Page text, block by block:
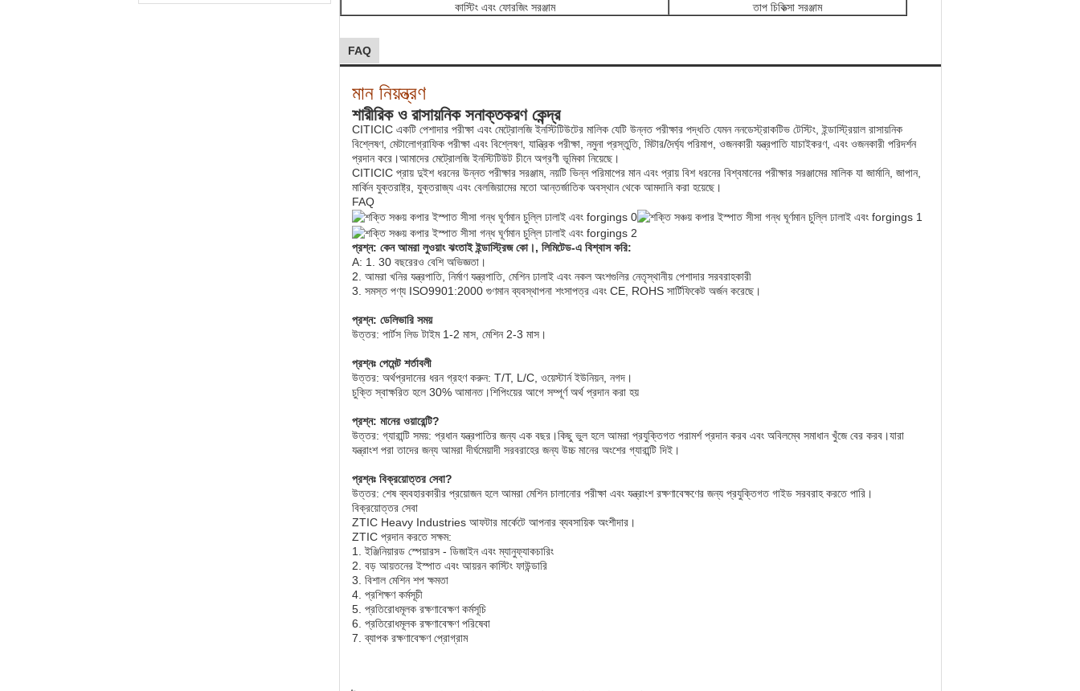
কাস্টিং এবং ফোরজিং সরঞ্জাম তাপ চিকিত্সা সরঞ্জাম
FAQ
মান নিয়ন্ত্রণ
শারীরিক ও রাসায়নিক সনাক্তকরণ কেন্দ্র
CITICIC একটি পেশাদার পরীক্ষা এবং মেট্রোলজি ইনস্টিটিউটের মালিক যেটি উন্নত পরীক্ষার পদ্ধতি যেমন ননডেস্ট্রাকটিভ টেস্টিং, ইন্ডাস্ট্রিয়াল রাসায়নিক
বিশ্লেষণ, মেটালোগ্রাফিক পরীক্ষা এবং বিশ্লেষণ, যান্ত্রিক পরীক্ষা, নমুনা প্রস্তুতি, মিটার/দৈর্ঘ্য পরিমাপ, ওজনকারী যন্ত্রপাতি যাচাইকরণ, এবং ওজনকারী পরিদর্শন
প্রদান করে।আমাদের মেট্রোলজি ইনস্টিটিউট চীনে অগ্রণী ভূমিকা নিয়েছে।
CITICIC প্রায় দুইশ ধরনের উন্নত পরীক্ষার সরঞ্জাম, নয়টি ভিন্ন পরিমাপের মান এবং প্রায় বিশ ধরনের বিশ্বমানের পরীক্ষার সরঞ্জামের মালিক যা জার্মানি, জাপান,
মার্কিন যুক্তরাষ্ট্র, যুক্তরাজ্য এবং বেলজিয়ামের মতো আন্তর্জাতিক অবস্থান থেকে আমদানি করা হয়েছে।
FAQ
প্রশ্ন: কেন আমরা লুওয়াং ঝংতাই ইন্ডাস্ট্রিজ কো।, লিমিটেড-এ বিশ্বাস করি:
A: 1. 30 বছরেরও বেশি অভিজ্ঞতা।
2. আমরা খনির যন্ত্রপাতি, নির্মাণ যন্ত্রপাতি, মেশিন ঢালাই এবং নকল অংশগুলির নেতৃস্থানীয় পেশাদার সরবরাহকারী
3. সমস্ত পণ্য ISO9901:2000 গুণমান ব্যবস্থাপনা শংসাপত্র এবং CE, ROHS সার্টিফিকেট অর্জন করেছে।
প্রশ্ন: ডেলিভারি সময়
উত্তর: পার্টস লিড টাইম 1-2 মাস, মেশিন 2-3 মাস।
প্রশ্নঃ পেমেন্ট শর্তাবলী
উত্তর: অর্থপ্রদানের ধরন গ্রহণ করুন: T/T, L/C, ওয়েস্টার্ন ইউনিয়ন, নগদ।
চুক্তি স্বাক্ষরিত হলে 30% আমানত।শিপিংয়ের আগে সম্পূর্ণ অর্থ প্রদান করা হয়
প্রশ্ন: মানের ওয়ারেন্টি?
উত্তর: গ্যারান্টি সময়: প্রধান যন্ত্রপাতির জন্য এক বছর।কিছু ভুল হলে আমরা প্রযুক্তিগত পরামর্শ প্রদান করব এবং অবিলম্বে সমাধান খুঁজে বের করব।যারা
যন্ত্রাংশ পরা তাদের জন্য আমরা দীর্ঘমেয়াদী সরবরাহের জন্য উচ্চ মানের অংশের গ্যারান্টি দিই।
প্রশ্নঃ বিক্রয়োত্তর সেবা?
উত্তর: শেষ ব্যবহারকারীর প্রয়োজন হলে আমরা মেশিন চালানোর পরীক্ষা এবং যন্ত্রাংশ রক্ষণাবেক্ষণের জন্য প্রযুক্তিগত গাইড সরবরাহ করতে পারি।
বিক্রয়োত্তর সেবা
ZTIC Heavy Industries আফটার মার্কেটে আপনার ব্যবসায়িক অংশীদার।
ZTIC প্রদান করতে সক্ষম:
1. ইঞ্জিনিয়ারড স্পেয়ারস - ডিজাইন এবং ম্যানুফ্যাকচারিং
2. বড় আয়তনের ইস্পাত এবং আয়রন কাস্টিং ফাউন্ডারি
3. বিশাল মেশিন শপ ক্ষমতা
4. প্রশিক্ষণ কর্মসূচী
5. প্রতিরোধমূলক রক্ষণাবেক্ষণ কর্মসূচি
6. প্রতিরোধমূলক রক্ষণাবেক্ষণ পরিষেবা
7. ব্যাপক রক্ষণাবেক্ষণ প্রোগ্রাম